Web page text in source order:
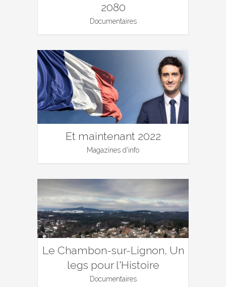
2080
Documentaires
Et maintenant 2022
Magazines d'info
Le Chambon-sur-Lignon, Un
legs pour l'Histoire
Documentaires